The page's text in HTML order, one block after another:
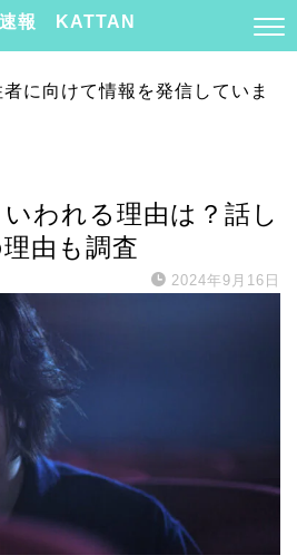
報 KATTAN
に向けて情報を発信していま
われる理由は？話し
由も調査
2024年9月16日